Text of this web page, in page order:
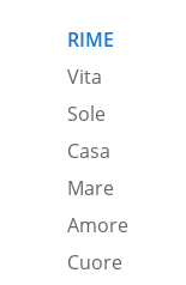
RIME
Vita
Sole
Casa
Mare
Amore
Cuore